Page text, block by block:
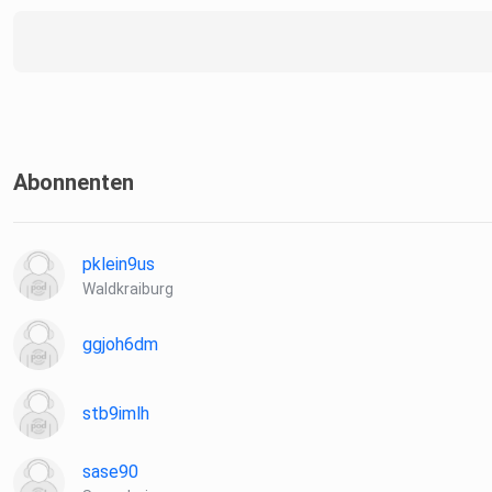
Abonnenten
pklein9us
Waldkraiburg
ggjoh6dm
stb9imlh
sase90